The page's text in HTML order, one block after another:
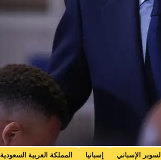
السوبر الإسباني إسبانيا المملكة العربية السعودية